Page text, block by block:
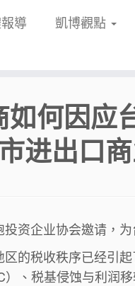
導 凱博觀點
何因应
进出口
资企业协会邀请，
的税收秩序已经引
、税基侵蚀与利润